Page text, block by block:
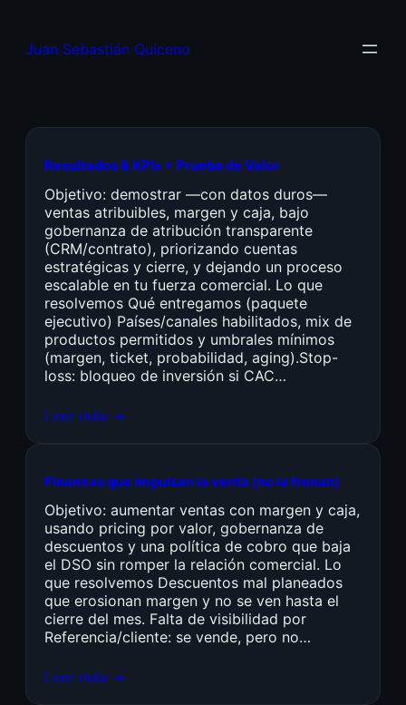
Juan Sebastián Quiceno
Resultados & KPIs + Prueba de Valor
Objetivo: demostrar —con datos duros—
ventas atribuibles, margen y caja, bajo
gobernanza de atribución transparente
(CRM/contrato), priorizando cuentas
estratégicas y cierre, y dejando un proceso
escalable en tu fuerza comercial. Lo que
resolvemos Qué entregamos (paquete
ejecutivo) Países/canales habilitados, mix de
productos permitidos y umbrales mínimos
(margen, ticket, probabilidad, aging).Stop-
loss: bloqueo de inversión si CAC…
Leer más →
Finanzas que impulsan la venta (no la frenan)
Objetivo: aumentar ventas con margen y caja,
usando pricing por valor, gobernanza de
descuentos y una política de cobro que baja
el DSO sin romper la relación comercial. Lo
que resolvemos Descuentos mal planeados
que erosionan margen y no se ven hasta el
cierre del mes. Falta de visibilidad por
Referencia/cliente: se vende, pero no…
Leer más →